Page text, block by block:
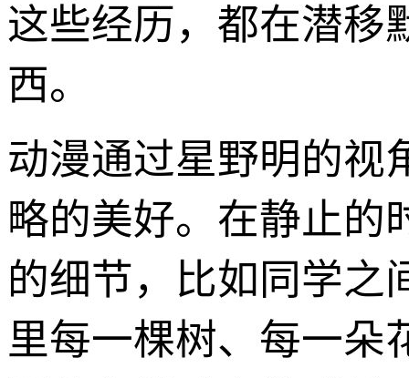
这些经历，都在潜移
西。
动漫通过星野明的视
略的美好。在静止的
的细节，比如同学之
里每一棵树、每一朵